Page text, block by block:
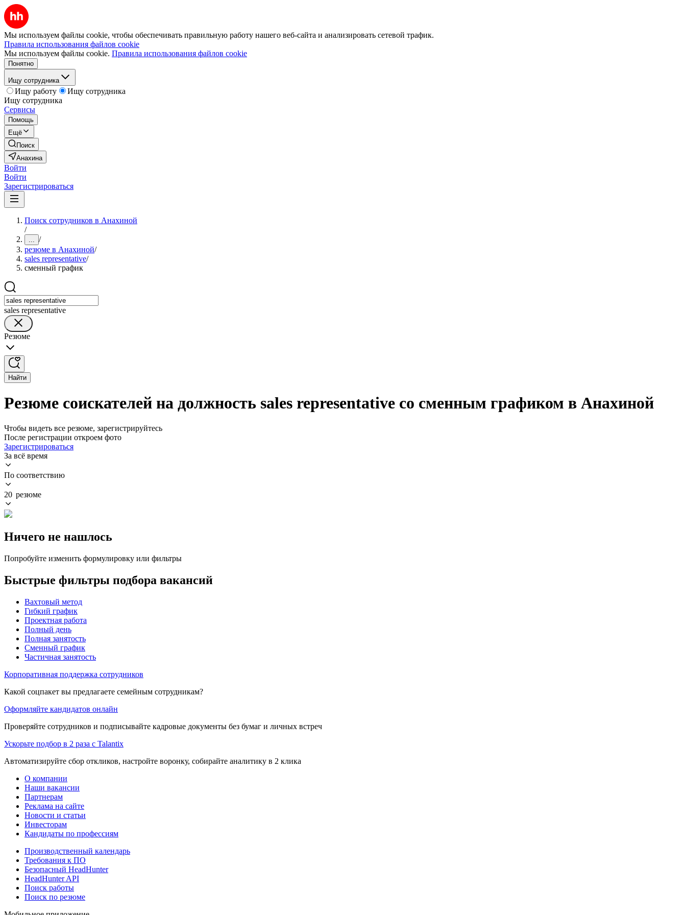
Мы используем файлы cookie, чтобы обеспечивать правильную работу нашего веб-сайта и анализировать сетевой трафик.
Правила использования файлов cookie
Мы используем файлы cookie. Правила использования файлов cookie
Понятно
Ищу сотрудника
Ищу работу
Ищу сотрудника
Ищу сотрудника
Сервисы
Помощь
Ещё
Поиск
Анахина
Войти
Войти
Зарегистрироваться
Поиск сотрудников в Анахиной
/
... /
резюме в Анахиной/
sales representative/
сменный график
sales representative
Резюме
Найти
Резюме соискателей на должность sales representative со сменным графиком в Анахиной
Чтобы видеть все резюме, зарегистрируйтесь
После регистрации откроем фото
Зарегистрироваться
За всё время
По соответствию
20 резюме
Ничего не нашлось
Попробуйте изменить формулировку или фильтры
Быстрые фильтры подбора вакансий
Вахтовый метод
Гибкий график
Проектная работа
Полный день
Полная занятость
Сменный график
Частичная занятость
Корпоративная поддержка сотрудников
Какой соцпакет вы предлагаете семейным сотрудникам?
Оформляйте кандидатов онлайн
Проверяйте сотрудников и подписывайте кадровые документы без бумаг и личных встреч
Ускорьте подбор в 2 раза с Talantix
Автоматизируйте сбор откликов, настройте воронку, собирайте аналитику в 2 клика
О компании
Наши вакансии
Партнерам
Реклама на сайте
Новости и статьи
Инвесторам
Кандидаты по профессиям
Производственный календарь
Требования к ПО
Безопасный HeadHunter
HeadHunter API
Поиск работы
Поиск по резюме